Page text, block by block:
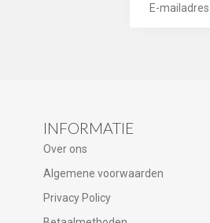
INFORMATIE
Over ons
Algemene voorwaarden
Privacy Policy